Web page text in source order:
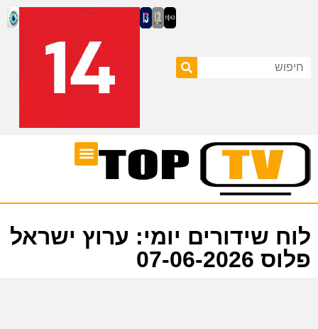
לוח שידורים יומי: ערוץ ישראל
פלוס 07-06-2026